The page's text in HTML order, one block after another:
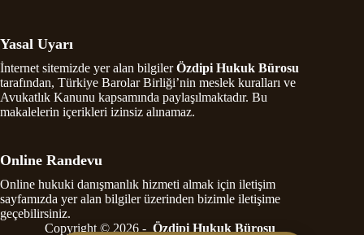
Yasal Uyarı
İnternet sitemizde yer alan bilgilerÖzdipi Hukuk Bürosu
tarafından, Türkiye Barolar Birliği’nin meslek kuralları ve
Avukatlık Kanunu kapsamında paylaşılmaktadır. Bu
makalelerin içerikleri izinsiz alınamaz.
Online Randevu
Online hukuki danışmanlık hizmeti almak için iletişim
sayfamızda yer alan bilgiler üzerinden bizimle iletişime
geçebilirsiniz.
Copyright © 2026 -Özdipi Hukuk Bürosu